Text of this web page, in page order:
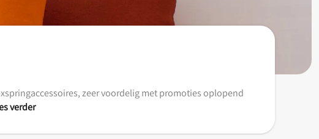
zeer voordelig met promoties oplopend
verder